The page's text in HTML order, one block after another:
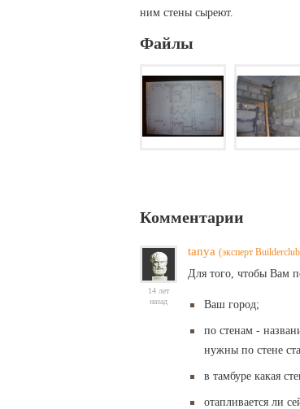
ним стены сыреют.
Файлы
Комментарии
14 лет
назад
tanya (эксперт
Для того, чтобы Вам
Ваш город;
по стенам -
нужны по стене
в тамбуре какая
отапливается ли